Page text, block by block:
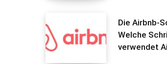
Die Airbnb-
Welche
verwendet